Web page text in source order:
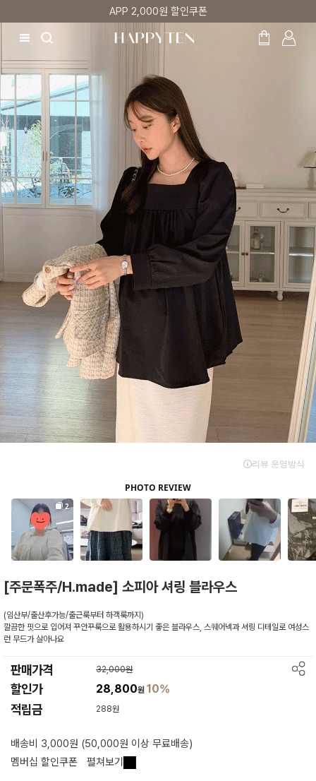
APP 2,000원 할인쿠폰
[주문폭주/H.made] 소피아 셔링 블라우스
(임산부/출산후가능/출근룩부터 하객룩까지)
깔끔한 핏으로 입어져 꾸안꾸룩으로 활용하시기 좋은 블라우스, 스퀘어넥과 셔링 디테일로 여성스
런 무드가 살아나요
판매가격 32,000원
할인가 28,800원10%
적립금 288원
배송비 3,000원 (50,000원 이상 무료배송)
멤버십 할인쿠폰
펼쳐보기